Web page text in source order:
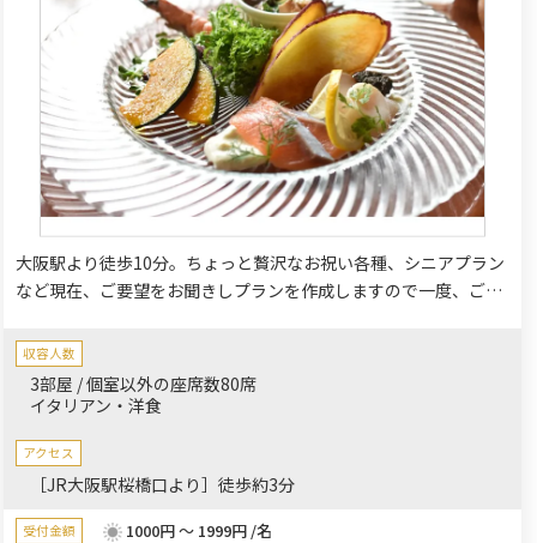
大阪駅より徒歩10分。ちょっと贅沢なお祝い各種、シニアプラン
など現在、ご要望をお聞きしプランを作成しますので一度、ご相
収容人数
3部屋 / 個室以外の座席数80席
イタリアン・洋食
アクセス
［JR大阪駅桜橋口より］徒歩約3分
受付金額
1000円 ～ 1999円 /名